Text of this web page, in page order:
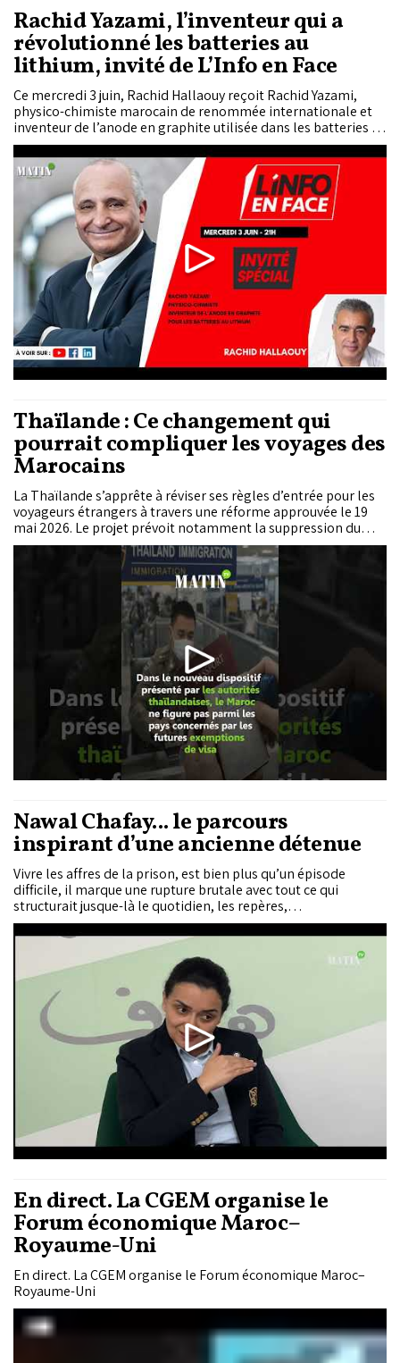
Rachid Yazami, l’inventeur qui a
révolutionné les batteries au
lithium, invité de L’Info en Face
Ce mercredi 3 juin, Rachid Hallaouy reçoit Rachid Yazami,
physico-chimiste marocain de renommée internationale et
inventeur de l’anode en graphite utilisée dans les batteries au
lithium. Un échange autour de l’innovation, de la recherche
scientifique et des technologies qui façonnent le monde de
demain. Suivez le direct à partir de 21h.
Thaïlande : Ce changement qui
pourrait compliquer les voyages des
Marocains
La Thaïlande s’apprête à réviser ses règles d’entrée pour les
voyageurs étrangers à travers une réforme approuvée le 19
mai 2026. Le projet prévoit notamment la suppression du
régime d’exemption de visa de 60 jours accordé à 93 pays et
Nawal Chafay... le parcours
inspirant d’une ancienne détenue
Vivre les affres de la prison, est bien plus qu’un épisode
difficile, il marque une rupture brutale avec tout ce qui
structurait jusque-là le quotidien, les repères,
l’environnement, le relationnel et même la conception que
l’on se fait de la vie. Nawal Chafay, aujourd’hui doctorante
chercheuse en économie de gestion à l’Université Hassan II de
Casablanca, a vécu cette rupture dans toute sa brutalité.
Pourtant, elle n’a jamais baissé les bras. Son courage, sa
résilience et sa ténacité ont eu raison de l’adversité qui l’a
frappée dans la fleur de l’âge. Voici son récit.
En direct. La CGEM organise le
Forum économique Maroc–
Royaume-Uni
En direct. La CGEM organise le Forum économique Maroc–
Royaume-Uni